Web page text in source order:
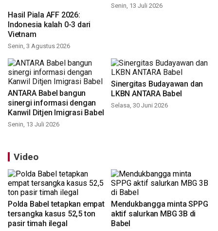
Hasil Piala AFF 2026:
Indonesia kalah 0-3 dari
Vietnam
Senin, 3 Agustus 2026
Senin, 13 Juli 2026
ANTARA Babel bangun
sinergi informasi dengan
Kanwil Ditjen Imigrasi Babel
Senin, 13 Juli 2026
Sinergitas Budayawan dan
LKBN ANTARA Babel
Selasa, 30 Juni 2026
Video
Polda Babel tetapkan empat
tersangka kasus 52,5 ton
pasir timah ilegal
Mendukbangga minta SPPG
aktif salurkan MBG 3B di
Babel